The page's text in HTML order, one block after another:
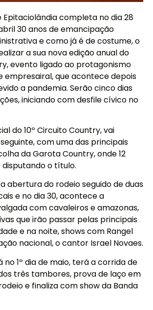
Epitaciolândia completa no dia 28
30 anos de emancipação
e como já é de costume, o
a sua nova edição anual do
evento ligado ao protagonismo
empresairal, que acontece depois
a pandemia. Serão cinco dias
iniciando com desfile cívico no
do 10º Circuito Country, vai
com uma das principais
da Garota Country, onde 12
o título.
a abertura do rodeio seguido de duas
e no dia 30, acontece a
com cavaleiros e amazonas,
que irão passar pelas principais
e na noite, shows com Rangel
nacional, o cantor Israel Novaes.
no 1º dia de maio, terá a corrida de
três tambores, prova de laço em
e finaliza com show da Banda